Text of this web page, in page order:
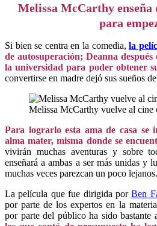
Melissa McCarthy enseña
para
Si bien se centra en la comedia,la
de autosuperación; Deanna
la universidad para poder obtener
convertirse en madre dejó sus sueños
Melissa McCarthy vuelve al cine
Para lograrlo esta ama de casa se
alma mater, misma donde se
vivirán muchas aventuras y sobre
enseñará a ambas a ser más unidas y
muchas veces parezcan un poco lejanos.
La película que fue dirigida porBen
por parte de los expertos en la
por parte del público ha sido bastante